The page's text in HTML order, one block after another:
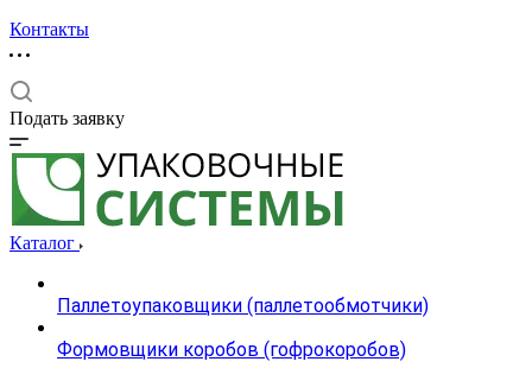
Контакты
Подать заявку
Каталог
Паллетоупаковщики (паллетообмотчики)
Формовщики коробов (гофрокоробов)